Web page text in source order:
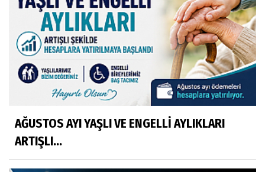
AĞUSTOS AYI YAŞLI VE ENGELLİ AYLIKLARI
ARTIŞLI...